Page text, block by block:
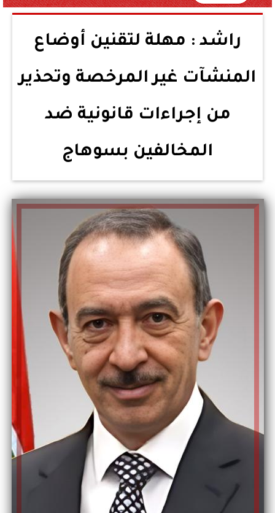
راشد : مهلة لتقنين أوضاع
المنشآت غير المرخصة وتحذير
من إجراءات قانونية ضد
المخالفين بسوهاج